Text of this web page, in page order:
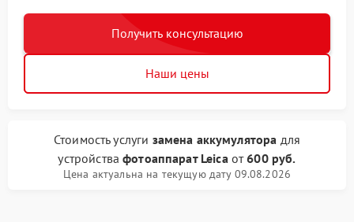
Получить консультацию
Наши цены
Стоимость услуги замена аккумулятора для
устройствафотоаппарат Leicaот600 руб.
Цена актуальна на текущую дату 09.08.2026